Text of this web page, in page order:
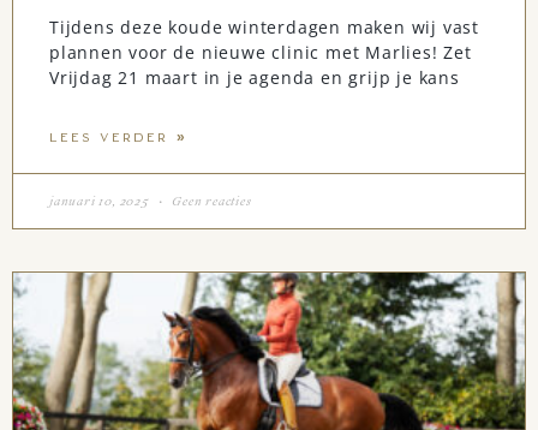
Tijdens deze koude winterdagen maken wij vast
plannen voor de nieuwe clinic met Marlies! Zet
Vrijdag 21 maart in je agenda en grijp je kans
LEES VERDER »
januari 10, 2025 Geen reacties